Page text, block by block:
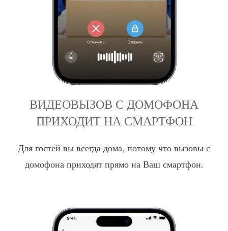
ВИДЕОВЫЗОВ С ДОМОФОНА
ПРИХОДИТ НА СМАРТФОН
Для гостей вы всегда дома, потому что вызовы с
домофона приходят прямо на Ваш смартфон.